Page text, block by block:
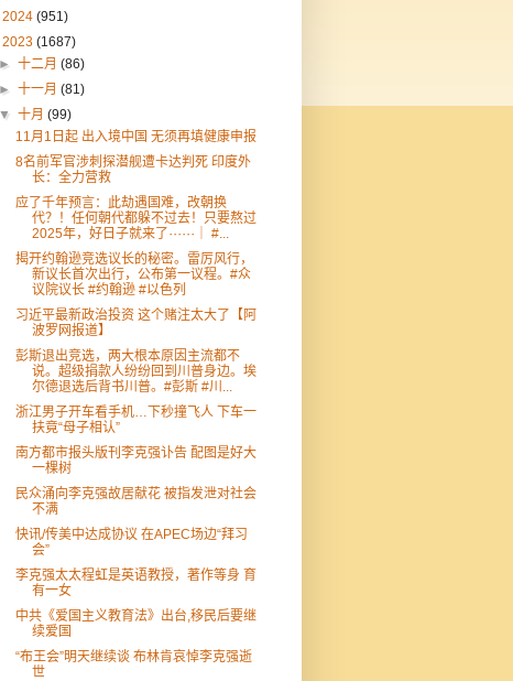
2024 (951)
2023 (1687)
►十二月(86)
►十一月(81)
▼十月(99)
11月1日起 出入境中国 无须再填健康申报
8名前军官涉刺探潜舰遭卡达判死 印度外
长：全力营救
应了千年预言：此劫遇国难，改朝换
代？！任何朝代都躲不过去！只要熬过
2025年，好日子就来了⋯⋯｜ #...
揭开约翰逊竞选议长的秘密。雷厉风行，
新议长首次出行，公布第一议程。#众
议院议长 #约翰逊 #以色列
习近平最新政治投资 这个赌注太大了【阿
波罗网报道】
彭斯退出竞选，两大根本原因主流都不
说。超级捐款人纷纷回到川普身边。埃
尔德退选后背书川普。#彭斯 #川...
浙江男子开车看手机…下秒撞飞人 下车一
扶竟“母子相认”
南方都市报头版刊李克强讣告 配图是好大
一棵树
民众涌向李克强故居献花 被指发泄对社会
不满
快讯/传美中达成协议 在APEC场边“拜习
会”
李克强太太程虹是英语教授，著作等身 育
有一女
中共《爱国主义教育法》出台,移民后要继
续爱国
“布王会”明天继续谈 布林肯哀悼李克强逝
世